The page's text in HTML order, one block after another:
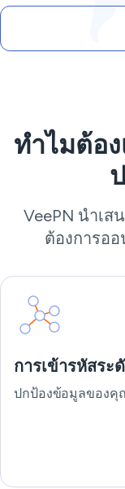
ทำไมต้อ
VeePN นำเ
ต้องการอ
การเข้ารหัสระ
ปกป้องข้อมูลของคุ